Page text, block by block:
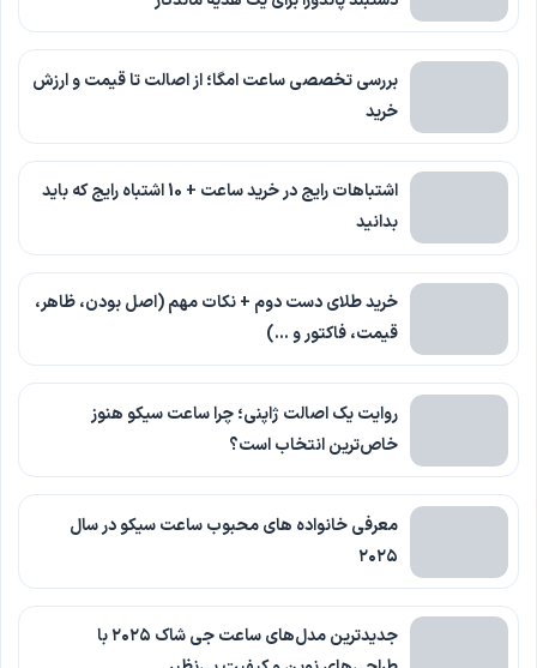
بررسی تخصصی ساعت امگا؛ از اصالت تا قیمت و ارزش
خرید
اشتباهات رایج در خرید ساعت + 10 اشتباه رایج که باید
بدانید
خرید طلای دست دوم + نکات مهم (اصل بودن، ظاهر،
قیمت، فاکتور و …)
روایت یک اصالت ژاپنی؛ چرا ساعت سیکو هنوز
خاص‌ترین انتخاب است؟
معرفی خانواده های محبوب ساعت سیکو در سال
۲۰۲۵
جدیدترین مدل‌های ساعت جی شاک ۲۰۲۵ با